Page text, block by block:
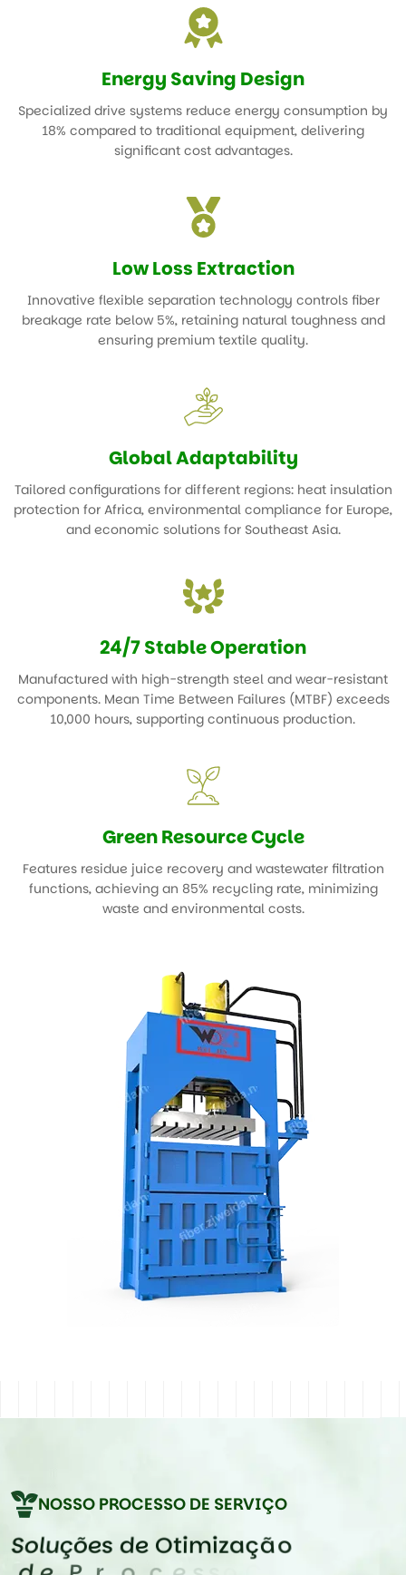
improves production efficiency.
Energy Saving Design
Specialized drive systems reduce energy consumption by
significant cost advantages.
Low Loss Extraction
Innovative flexible separation technology controls fiber
ensuring premium textile quality.
Global Adaptability
Tailored configurations for different regions: heat insulation
and economic solutions for Southeast Asia.
24/7 Stable Operation
Manufactured with high-strength steel and wear-resistant
10,000 hours, supporting continuous production.
Green Resource Cycle
Features residue juice recovery and wastewater filtration
NOSSO PROCESSO DE SERVIÇO